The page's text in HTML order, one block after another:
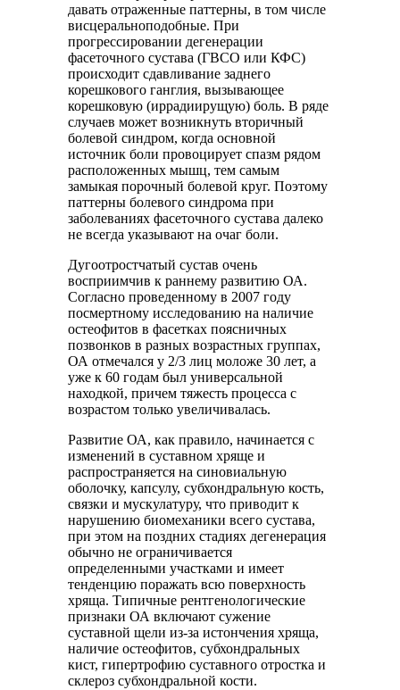
давать отраженные паттерны, в том числе
висцеральноподобные. При
прогрессировании дегенерации
фасеточного сустава (ГВСО или КФС)
происходит сдавливание заднего
корешкового ганглия, вызывающее
корешковую (иррадиирущую) боль. В ряде
случаев может возникнуть вторичный
болевой синдром, когда основной
источник боли провоцирует спазм рядом
расположенных мышц, тем самым
замыкая порочный болевой круг. Поэтому
паттерны болевого синдрома при
заболеваниях фасеточного сустава далеко
не всегда указывают на очаг боли.
Дугоотростчатый сустав очень
восприимчив к раннему развитию ОА.
Согласно проведенному в 2007 году
посмертному исследованию на наличие
остеофитов в фасетках поясничных
позвонков в разных возрастных группах,
ОА отмечался у 2/3 лиц моложе 30 лет, а
уже к 60 годам был универсальной
находкой, причем тяжесть процесса с
возрастом только увеличивалась.
Развитие ОА, как правило, начинается с
изменений в суставном хряще и
распространяется на синовиальную
оболочку, капсулу, субхондральную кость,
связки и мускулатуру, что приводит к
нарушению биомеханики всего сустава,
при этом на поздних стадиях дегенерация
обычно не ограничивается
определенными участками и имеет
тенденцию поражать всю поверхность
хряща. Типичные рентгенологические
признаки ОА включают сужение
суставной щели из-за истончения хряща,
наличие остеофитов, субхондральных
кист, гипертрофию суставного отростка и
склероз субхондральной кости.